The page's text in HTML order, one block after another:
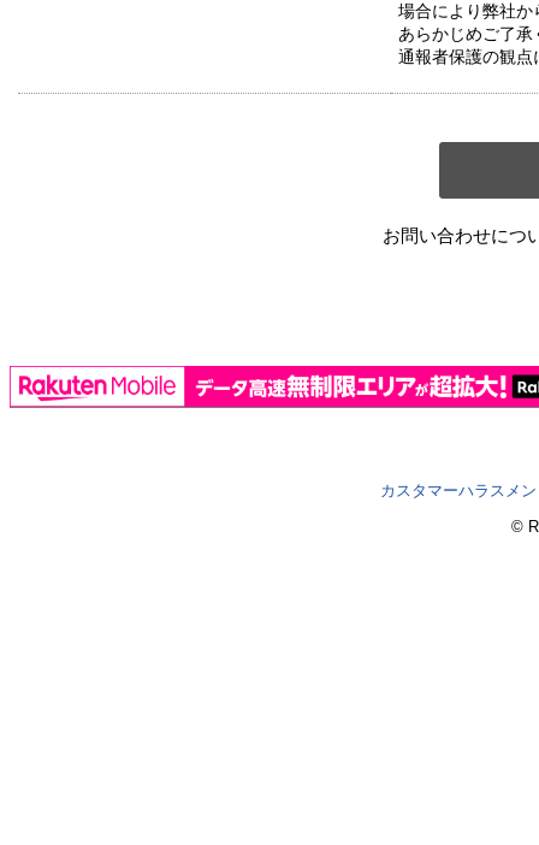
場合により弊社か
あらかじめご了承
通報者保護の観点
お問い合わせにつ
カスタマーハラスメ
©